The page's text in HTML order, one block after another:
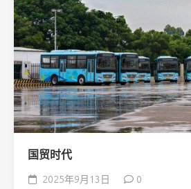
国贸时代
2025年9月13日 0